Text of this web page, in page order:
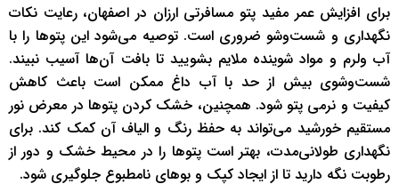
برای افزایش عمر مفید پتو مسافرتی ارزان در اصفهان، رعایت نکات
نگهداری و شست‌وشو ضروری است. توصیه می‌شود این پتوها را با
آب ولرم و مواد شوینده ملایم بشویید تا بافت آن‌ها آسیب نبیند.
شست‌وشوی بیش از حد با آب داغ ممکن است باعث کاهش
کیفیت و نرمی پتو شود. همچنین، خشک کردن پتوها در معرض نور
مستقیم خورشید می‌تواند به حفظ رنگ و الیاف آن کمک کند. برای
نگهداری طولانی‌مدت، بهتر است پتوها را در محیط خشک و دور از
رطوبت نگه دارید تا از ایجاد کپک و بوهای نامطبوع جلوگیری شود.